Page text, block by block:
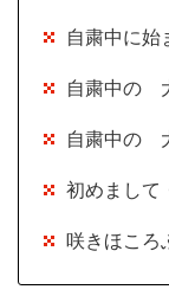
自粛中に
自粛中の
自粛中の
初めまして
咲きほころ